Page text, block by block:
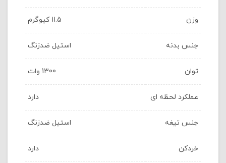
وزن 11.5 کیوگرم
جنس بدنه استیل ضدزنگ
توان 1300 وات
عملکرد لحظه ای دارد
جنس تیغه استیل ضدزنگ
خردکن دارد